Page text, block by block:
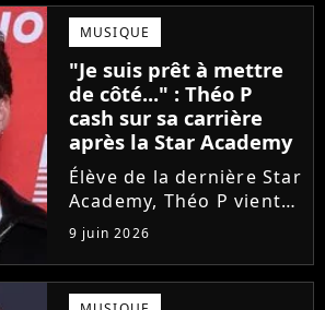
MUSIQUE
"Je suis prêt à mettre
de côté..." : Théo P
cash sur sa carrière
après la Star Academy
Élève de la dernière Star
Academy, Théo P vient
de sortir son premier
single Garçon solide. En
interview, l'ancien
candidat se livre à
9 juin 2026